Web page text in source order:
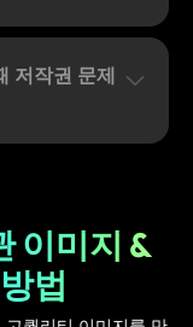
저작권 문제
이미지 &
법